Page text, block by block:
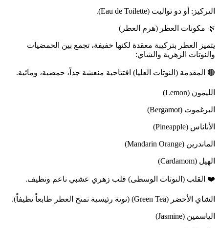
التركيز: أو دو تواليت (Eau de Toilette).
🌿 مكونات العطر (هرم العطر)
يتميز العطر بتركيبة معقدة لكنها خفيفة، تجمع بين الحمضيات
والنوتات الزهرية والشاي:
🟤 المقدمة (النوتات العليا) افتتاحية منعشة جداً، حمضية، ومائية.
الليمون (Lemon)
البرغموت (Bergamot)
الأناناس (Pineapple)
الماندرين (Mandarin Orange)
الهيل (Cardamom)
❤️ القلب (النوتات الوسطى) قلب زهري عشبي ناعم ونظيف.
الشاي الأخضر (Green Tea) (نوتة رئيسية تمنح العطر طابعاً نظيفاً).
الياسمين (Jasmine)